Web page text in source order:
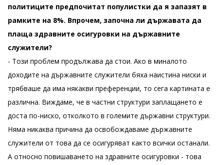
политиците предпочитат популистки да я запазят в
рамките на 8%. Впрочем, започна ли държавата да
плаща здравните осигуровки на държавните
служители?
- Този проблем продължава да стои. Ако в миналото
доходите на държавните служители бяха наистина ниски и
трябваше да има някакви преференции, то сега картината е
различна. Виждаме, че в частни структури заплащането е
доста по-ниско, отколкото в големите държавни структури.
Няма никаква причина да освобождаваме държавните
служители от това да се осигуряват както всички останали.
А относно повишаването на здравните осигуровки - това